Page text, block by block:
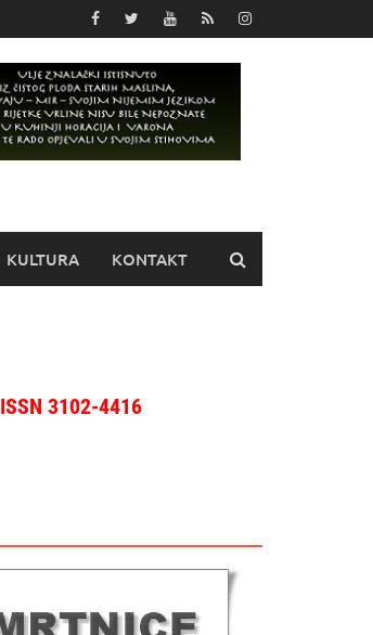
KULTURA KONTAKT
ISSN 3102-4416